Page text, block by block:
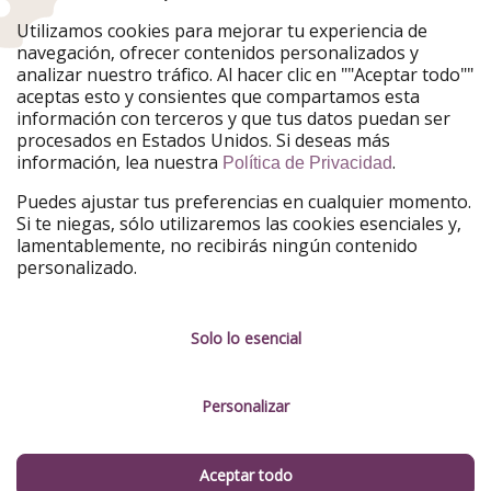
PiratinViaggio
HolidayPirates
VakantiePiraten
WakacyjniPiraci
VoyagesPirates
Ferienpiraten
Urlaubspiraten
Urlaubspiraten
TravelPirates
Nuestro grupo
HolidayPirates Group
Conócenos mejor
Sobre ViajerosPiratas
Sostenibilidad
Información legal
Gestionar servicios
Utilizamos cookies para mejorar tu experiencia de
navegación, ofrecer contenidos personalizados y
analizar nuestro tráfico. Al hacer clic en ""Aceptar todo""
aceptas esto y consientes que compartamos esta
información con terceros y que tus datos puedan ser
procesados en Estados Unidos. Si deseas más
información, lea nuestra Política de Privacidad.
Puedes ajustar tus preferencias en cualquier momento.
Si te niegas, sólo utilizaremos las cookies esenciales y,
lamentablemente, no recibirás ningún contenido
personalizado.
Solo lo esencial
Personalizar
Aceptar todo